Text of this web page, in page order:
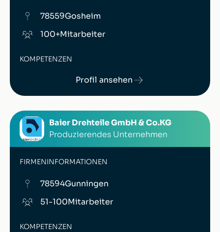
78559Gosheim
100+Mitarbeiter
KOMPETENZEN
Profil ansehen
Baier Drehteile GmbH & Co.KG
Produzierendes Unternehmen
FIRMENINFORMATIONEN
78594Gunningen
51-100Mitarbeiter
KOMPETENZEN